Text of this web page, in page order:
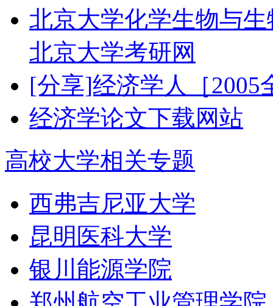
北京大学化学生物与
北京大学考研网
[分享]经济学人［2005
经济学论文下载网站
高校大学相关专题
西弗吉尼亚大学
昆明医科大学
银川能源学院